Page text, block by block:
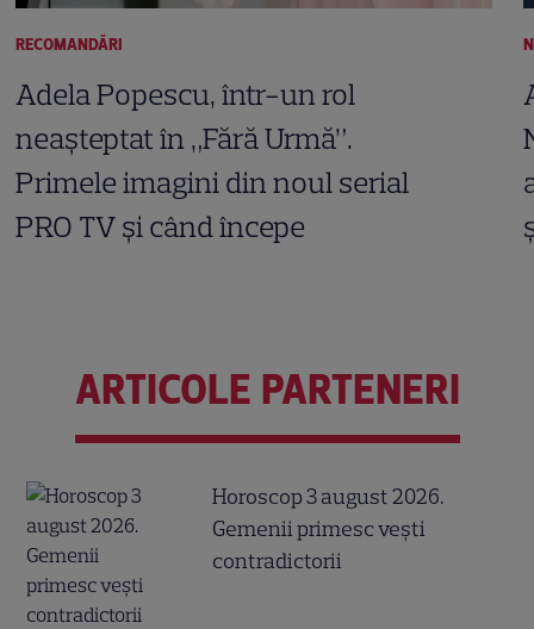
RECOMANDĂRI
Adela Popescu, într-un rol
neașteptat în „Fără Urmă”.
Primele imagini din noul serial
PRO TV și când începe
ARTICOLE PARTENERI
Horoscop 3 august 2026.
Gemenii primesc vești
contradictorii